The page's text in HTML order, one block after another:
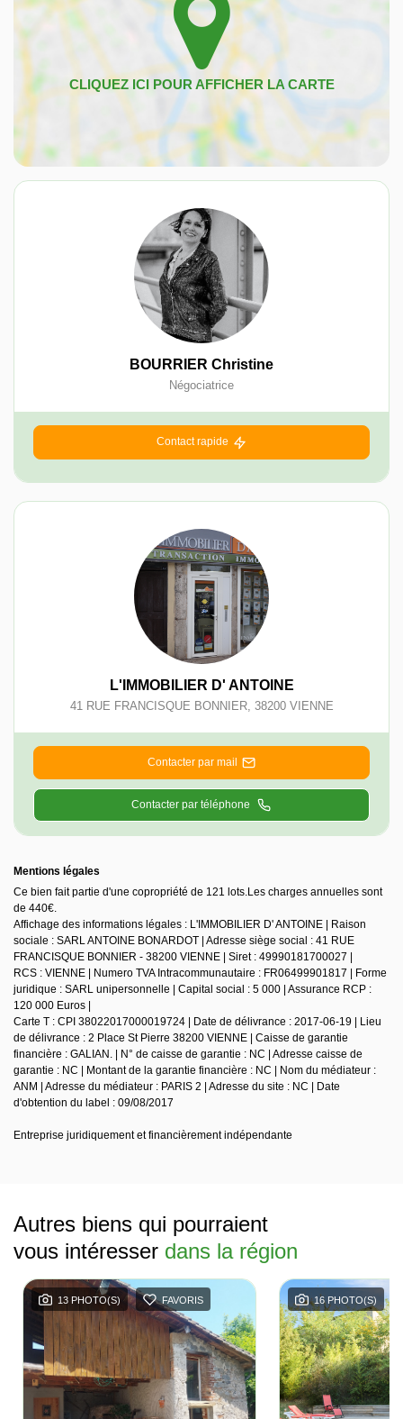
BOURRIER Christine
Négociatrice
Contact rapide
L'IMMOBILIER D' ANTOINE
41 RUE FRANCISQUE BONNIER, 38200 VIENNE
Contacter par mail
Contacter par téléphone
Mentions légales
Ce bien fait partie d'une copropriété de 121 lots.Les charges annuelles sont
de 440€.
Affichage des informations légales : L'IMMOBILIER D' ANTOINE | Raison
sociale : SARL ANTOINE BONARDOT | Adresse siège social : 41 RUE
FRANCISQUE BONNIER - 38200 VIENNE | Siret : 49990181700027 |
RCS : VIENNE | Numero TVA Intracommunautaire : FR06499901817 | Forme
juridique : SARL unipersonnelle | Capital social : 5 000 | Assurance RCP :
120 000 Euros |
Carte T : CPI 38022017000019724 | Date de délivrance : 2017-06-19 | Lieu
de délivrance : 2 Place St Pierre 38200 VIENNE | Caisse de garantie
financière : GALIAN. | N° de caisse de garantie : NC | Adresse caisse de
garantie : NC | Montant de la garantie financière : NC | Nom du médiateur :
ANM | Adresse du médiateur : PARIS 2 | Adresse du site : NC | Date
d'obtention du label : 09/08/2017
Entreprise juridiquement et financièrement indépendante
Autres biens qui pourraient
vous intéresser dans la région
13 PHOTO(S) FAVORIS 16 PHOTO(S)